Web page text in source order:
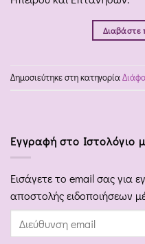
Διαβάστε
Δημοσιεύτηκε στη κατηγορία
Εγγραφή στο Ιστολόγιο
Εισάγετε το email σας για
αποστολής ειδοποιήσεων
Διεύθυνση